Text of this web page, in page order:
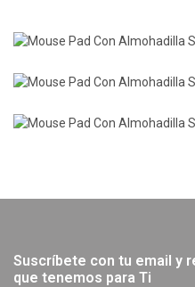
Suscríbete con tu email y
que tenemos para Ti